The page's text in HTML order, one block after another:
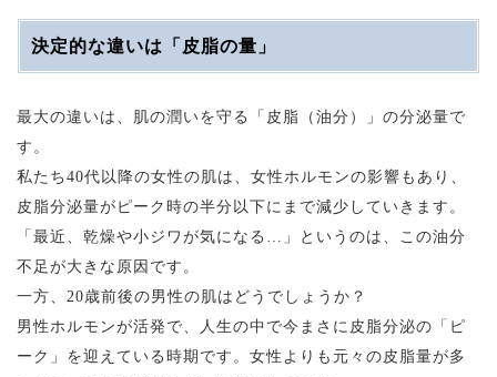
決定的な違いは「皮脂の量」
最大の違いは、肌の潤いを守る「皮脂（油分）」の分泌量で
す。
私たち40代以降の女性の肌は、女性ホルモンの影響もあり、
皮脂分泌量がピーク時の半分以下にまで減少していきます。
「最近、乾燥や小ジワが気になる…」というのは、この油分
不足が大きな原因です。
一方、20歳前後の男性の肌はどうでしょうか？
男性ホルモンが活発で、人生の中で今まさに皮脂分泌の「ピ
ーク」を迎えている時期です。女性よりも元々の皮脂量が多